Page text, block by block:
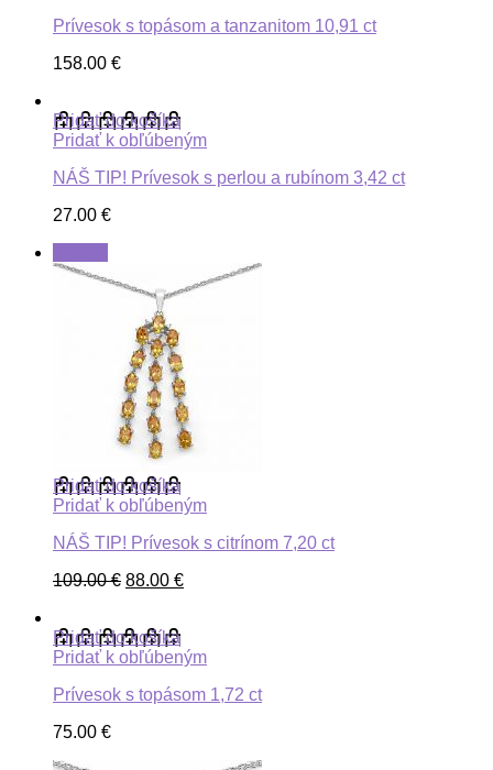
Prívesok s topásom a tanzanitom 10,91 ct
158.00 €
Pridať do košíka
Pridať k obľúbeným
NÁŠ TIP! Prívesok s perlou a rubínom 3,42 ct
27.00 €
Pridať do košíka
Pridať k obľúbeným
NÁŠ TIP! Prívesok s citrínom 7,20 ct
109.00€ 88.00 €
Pridať do košíka
Pridať k obľúbeným
Prívesok s topásom 1,72 ct
75.00 €